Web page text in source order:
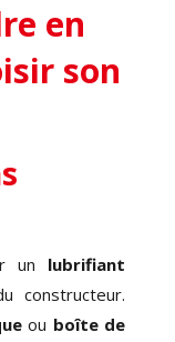
en
son
un lubrifiant
constructeur.
ou boîte de